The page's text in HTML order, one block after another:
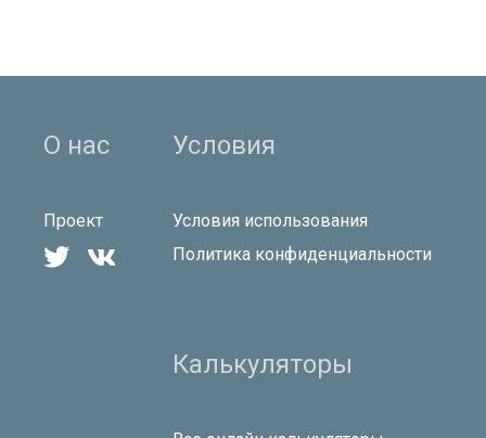
О нас
Проект
 
Условия
Условия использования
Политика конфиденциальности
Калькуляторы